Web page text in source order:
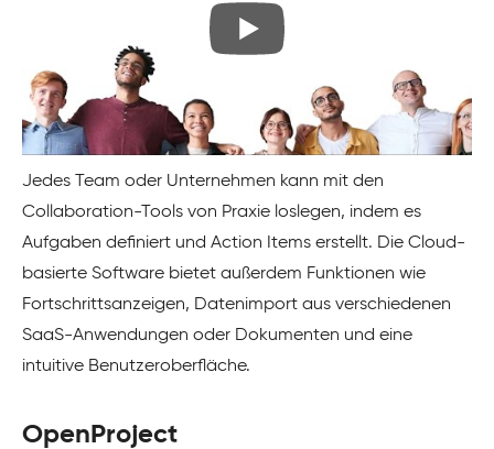
Jedes Team oder Unternehmen kann mit den
Collaboration-Tools von Praxie loslegen, indem es
Aufgaben definiert und Action Items erstellt. Die Cloud-
basierte Software bietet außerdem Funktionen wie
Fortschrittsanzeigen, Datenimport aus verschiedenen
SaaS-Anwendungen oder Dokumenten und eine
intuitive Benutzeroberfläche.
OpenProject